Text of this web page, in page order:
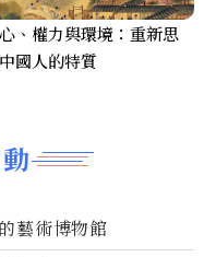
藝術博物館
、權力與環境：重新思
國人的特質